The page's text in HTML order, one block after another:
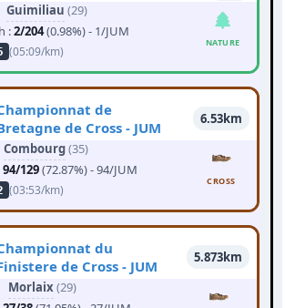
Guimiliau (29)
:2/204(0.98%) - 1/JUM
(05:09/km)
NATURE
de
de Cross - JUM
6.53km
Combourg(35)
94/129(72.87%) - 94/JUM
(03:53/km)
CROSS
du
de Cross - JUM
5.873km
Morlaix(29)